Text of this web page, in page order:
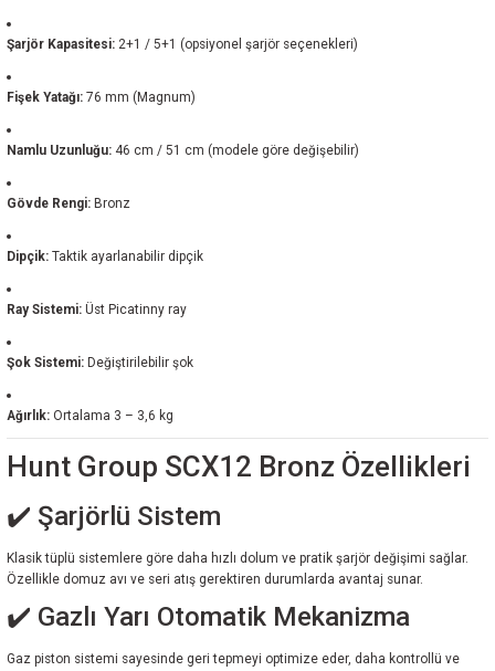
Şarjör Kapasitesi: 2+1 / 5+1 (opsiyonel şarjör seçenekleri)
Fişek Yatağı: 76 mm (Magnum)
Namlu Uzunluğu: 46 cm / 51 cm (modele göre değişebilir)
Gövde Rengi: Bronz
Dipçik: Taktik ayarlanabilir dipçik
Ray Sistemi: Üst Picatinny ray
Şok Sistemi: Değiştirilebilir şok
Ağırlık: Ortalama 3 – 3,6 kg
Hunt Group SCX12 Bronz Özellikleri
✔️ Şarjörlü Sistem
Klasik tüplü sistemlere göre daha hızlı dolum ve pratik şarjör değişimi sağlar.
Özellikle domuz avı ve seri atış gerektiren durumlarda avantaj sunar.
✔️ Gazlı Yarı Otomatik Mekanizma
Gaz piston sistemi sayesinde geri tepmeyi optimize eder, daha kontrollü ve